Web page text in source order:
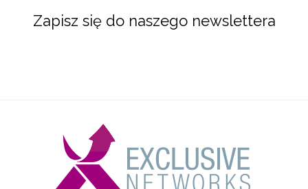
Zapisz się do naszego newslettera